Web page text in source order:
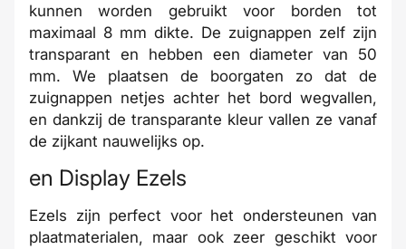
kunnen worden gebruikt voor borden tot
maximaal 8 mm dikte. De zuignappen zelf zijn
transparant en hebben een diameter van 50
mm. We plaatsen de boorgaten zo dat de
zuignappen netjes achter het bord wegvallen,
en dankzij de transparante kleur vallen ze vanaf
de zijkant nauwelijks op.
en Display Ezels
Ezels zijn perfect voor het ondersteunen van
plaatmaterialen, maar ook zeer geschikt voor